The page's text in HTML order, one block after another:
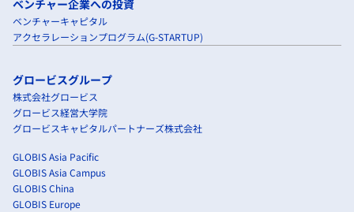
ベンチャー企業への投資
ベンチャーキャピタル
アクセラレーションプログラム(G-STARTUP)
グロービスグループ
株式会社グロービス
グロービス経営大学院
グロービスキャピタルパートナーズ株式会社
GLOBIS Asia Pacific
GLOBIS Asia Campus
GLOBIS China
GLOBIS Europe